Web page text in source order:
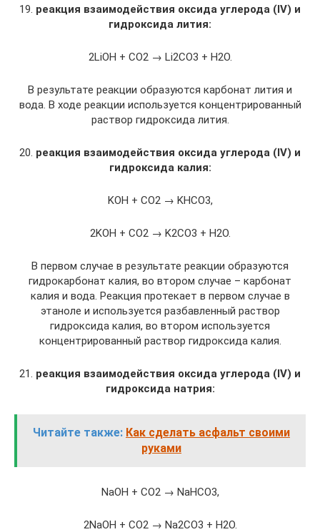
19. реакция взаимодействия оксида углерода (IV) и
гидроксида лития:
2LiOH + CO2 → Li2CO3 + H2O.
В результате реакции образуются карбонат лития и
вода. В ходе реакции используется концентрированный
раствор гидроксида лития.
20. реакция взаимодействия оксида углерода (IV) и
гидроксида калия:
KOH + CO2 → KHCO3,
2KOH + CO2 → K2CO3 + H2O.
В первом случае в результате реакции образуются
гидрокарбонат калия, во втором случае – карбонат
калия и вода. Реакция протекает в первом случае в
этаноле и используется разбавленный раствор
гидроксида калия, во втором используется
концентрированный раствор гидроксида калия.
21. реакция взаимодействия оксида углерода (IV) и
гидроксида натрия:
Читайте также: Как сделать асфальт своими
руками
NaOH + CO2 → NaHCO3,
2NaOH + CO2 → Na2CO3 + H2O.